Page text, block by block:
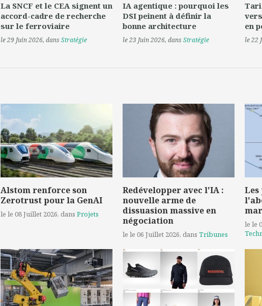
La SNCF et le CEA signent un
accord-cadre de recherche
sur le ferroviaire
le 29 Juin 2026, dans Stratégie
IA agentique : pourquoi les
DSI peinent à définir la
bonne architecture
le 23 Juin 2026, dans Stratégie
en
le 22
Alstom renforce son
Zerotrust pour la GenAI
le le 08 Juillet 2026, dans Projets
Redévelopper avec l'IA :
nouvelle arme de
dissuasion massive en
négociation
le le 06 Juillet 2026, dans Tribunes
Les
le le